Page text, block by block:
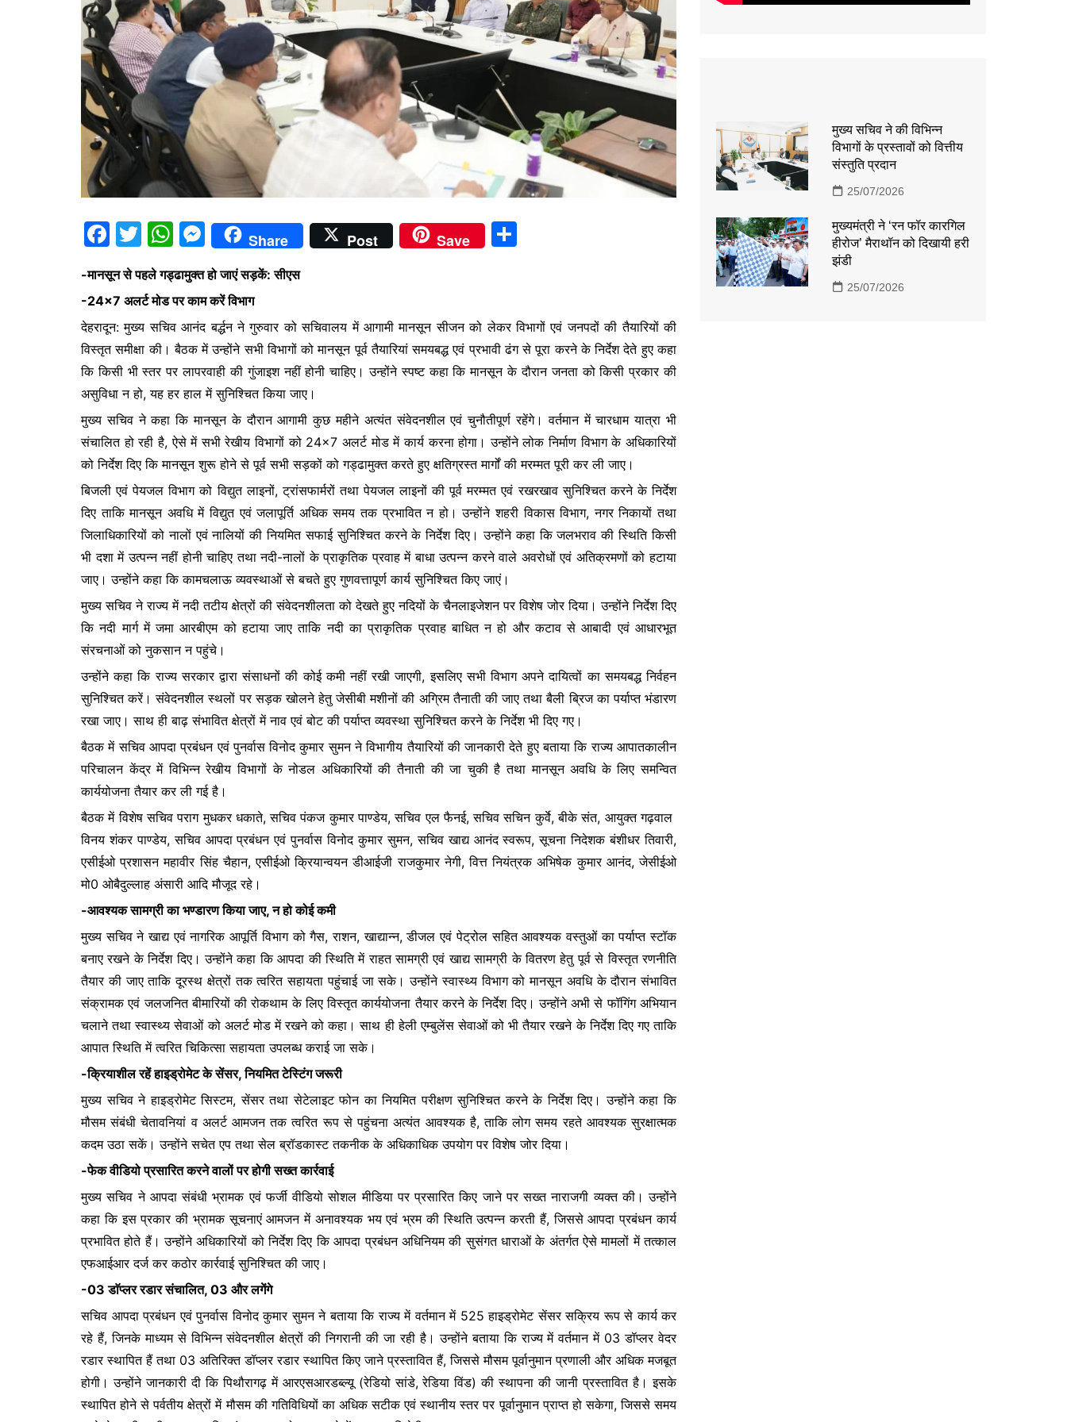
F
c
e
b
o
o
k
T
itt
er
W
at
s
A
p
p
M
e
s
s
e
n
g
er
Share Post Save
-मानसून से पहले गड्ढामुक्त हो जाएं सड़कें: सीएस
-24×7 अलर्ट मोड पर काम करें विभाग
देहरादून: मुख्य सचिव आनंद बर्द्धन ने गुरुवार को सचिवालय में आगामी मानसून सीजन को लेकर विभागों एवं जनपदों की तैयारियों की
विस्तृत समीक्षा की। बैठक में उन्होंने सभी विभागों को मानसून पूर्व तैयारियां समयबद्ध एवं प्रभावी ढंग से पूरा करने के निर्देश देते हुए कहा
कि किसी भी स्तर पर लापरवाही की गुंजाइश नहीं होनी चाहिए। उन्होंने स्पष्ट कहा कि मानसून के दौरान जनता को किसी प्रकार की
असुविधा न हो, यह हर हाल में सुनिश्चित किया जाए।
मुख्य सचिव ने कहा कि मानसून के दौरान आगामी कुछ महीने अत्यंत संवेदनशील एवं चुनौतीपूर्ण रहेंगे। वर्तमान में चारधाम यात्रा भी
संचालित हो रही है, ऐसे में सभी रेखीय विभागों को 24×7 अलर्ट मोड में कार्य करना होगा। उन्होंने लोक निर्माण विभाग के अधिकारियों
को निर्देश दिए कि मानसून शुरू होने से पूर्व सभी सड़कों को गड्ढामुक्त करते हुए क्षतिग्रस्त मार्गों की मरम्मत पूरी कर ली जाए।
बिजली एवं पेयजल विभाग को विद्युत लाइनों, ट्रांसफार्मरों तथा पेयजल लाइनों की पूर्व मरम्मत एवं रखरखाव सुनिश्चित करने के निर्देश
दिए ताकि मानसून अवधि में विद्युत एवं जलापूर्ति अधिक समय तक प्रभावित न हो। उन्होंने शहरी विकास विभाग, नगर निकायों तथा
जिलाधिकारियों को नालों एवं नालियों की नियमित सफाई सुनिश्चित करने के निर्देश दिए। उन्होंने कहा कि जलभराव की स्थिति किसी
भी दशा में उत्पन्न नहीं होनी चाहिए तथा नदी-नालों के प्राकृतिक प्रवाह में बाधा उत्पन्न करने वाले अवरोधों एवं अतिक्रमणों को हटाया
जाए। उन्होंने कहा कि कामचलाऊ व्यवस्थाओं से बचते हुए गुणवत्तापूर्ण कार्य सुनिश्चित किए जाएं।
मुख्य सचिव ने राज्य में नदी तटीय क्षेत्रों की संवेदनशीलता को देखते हुए नदियों के चैनलाइजेशन पर विशेष जोर दिया। उन्होंने निर्देश दिए
कि नदी मार्ग में जमा आरबीएम को हटाया जाए ताकि नदी का प्राकृतिक प्रवाह बाधित न हो और कटाव से आबादी एवं आधारभूत
संरचनाओं को नुकसान न पहुंचे।
उन्होंने कहा कि राज्य सरकार द्वारा संसाधनों की कोई कमी नहीं रखी जाएगी, इसलिए सभी विभाग अपने दायित्वों का समयबद्ध निर्वहन
सुनिश्चित करें। संवेदनशील स्थलों पर सड़क खोलने हेतु जेसीबी मशीनों की अग्रिम तैनाती की जाए तथा बैली ब्रिज का पर्याप्त भंडारण
रखा जाए। साथ ही बाढ़ संभावित क्षेत्रों में नाव एवं बोट की पर्याप्त व्यवस्था सुनिश्चित करने के निर्देश भी दिए गए।
बैठक में सचिव आपदा प्रबंधन एवं पुनर्वास विनोद कुमार सुमन ने विभागीय तैयारियों की जानकारी देते हुए बताया कि राज्य आपातकालीन
परिचालन केंद्र में विभिन्न रेखीय विभागों के नोडल अधिकारियों की तैनाती की जा चुकी है तथा मानसून अवधि के लिए समन्वित
कार्ययोजना तैयार कर ली गई है।
बैठक में विशेष सचिव पराग मुधकर धकाते, सचिव पंकज कुमार पाण्डेय, सचिव एल फैनई, सचिव सचिन कुर्वे, बीके संत, आयुक्त गढ़वाल
विनय शंकर पाण्डेय, सचिव आपदा प्रबंधन एवं पुनर्वास विनोद कुमार सुमन, सचिव खाद्य आनंद स्वरूप, सूचना निदेशक बंशीधर तिवारी,
एसीईओ प्रशासन महावीर सिंह चैहान, एसीईओ क्रियान्वयन डीआईजी राजकुमार नेगी, वित्त नियंत्रक अभिषेक कुमार आनंद, जेसीईओ
मो0 ओबैदुल्लाह अंसारी आदि मौजूद रहे।
-आवश्यक सामग्री का भण्डारण किया जाए, न हो कोई कमी
मुख्य सचिव ने खाद्य एवं नागरिक आपूर्ति विभाग को गैस, राशन, खाद्यान्न, डीजल एवं पेट्रोल सहित आवश्यक वस्तुओं का पर्याप्त स्टॉक
बनाए रखने के निर्देश दिए। उन्होंने कहा कि आपदा की स्थिति में राहत सामग्री एवं खाद्य सामग्री के वितरण हेतु पूर्व से विस्तृत रणनीति
तैयार की जाए ताकि दूरस्थ क्षेत्रों तक त्वरित सहायता पहुंचाई जा सके। उन्होंने स्वास्थ्य विभाग को मानसून अवधि के दौरान संभावित
संक्रामक एवं जलजनित बीमारियों की रोकथाम के लिए विस्तृत कार्ययोजना तैयार करने के निर्देश दिए। उन्होंने अभी से फॉगिंग अभियान
चलाने तथा स्वास्थ्य सेवाओं को अलर्ट मोड में रखने को कहा। साथ ही हेली एम्बुलेंस सेवाओं को भी तैयार रखने के निर्देश दिए गए ताकि
आपात स्थिति में त्वरित चिकित्सा सहायता उपलब्ध कराई जा सके।
-क्रियाशील रहें हाइड्रोमेट के सेंसर, नियमित टेस्टिंग जरूरी
मुख्य सचिव ने हाइड्रोमेट सिस्टम, सेंसर तथा सेटेलाइट फोन का नियमित परीक्षण सुनिश्चित करने के निर्देश दिए। उन्होंने कहा कि
मौसम संबंधी चेतावनियां व अलर्ट आमजन तक त्वरित रूप से पहुंचना अत्यंत आवश्यक है, ताकि लोग समय रहते आवश्यक सुरक्षात्मक
कदम उठा सकें। उन्होंने सचेत एप तथा सेल ब्रॉडकास्ट तकनीक के अधिकाधिक उपयोग पर विशेष जोर दिया।
-फेक वीडियो प्रसारित करने वालों पर होगी सख्त कार्रवाई
मुख्य सचिव ने आपदा संबंधी भ्रामक एवं फर्जी वीडियो सोशल मीडिया पर प्रसारित किए जाने पर सख्त नाराजगी व्यक्त की। उन्होंने
कहा कि इस प्रकार की भ्रामक सूचनाएं आमजन में अनावश्यक भय एवं भ्रम की स्थिति उत्पन्न करती हैं, जिससे आपदा प्रबंधन कार्य
प्रभावित होते हैं। उन्होंने अधिकारियों को निर्देश दिए कि आपदा प्रबंधन अधिनियम की सुसंगत धाराओं के अंतर्गत ऐसे मामलों में तत्काल
एफआईआर दर्ज कर कठोर कार्रवाई सुनिश्चित की जाए।
-03 डाॅप्लर रडार संचालित, 03 और लगेंगे
सचिव आपदा प्रबंधन एवं पुनर्वास विनोद कुमार सुमन ने बताया कि राज्य में वर्तमान में 525 हाइड्रोमेट सेंसर सक्रिय रूप से कार्य कर
रहे हैं, जिनके माध्यम से विभिन्न संवेदनशील क्षेत्रों की निगरानी की जा रही है। उन्होंने बताया कि राज्य में वर्तमान में 03 डॉप्लर वेदर
रडार स्थापित हैं तथा 03 अतिरिक्त डॉप्लर रडार स्थापित किए जाने प्रस्तावित हैं, जिससे मौसम पूर्वानुमान प्रणाली और अधिक मजबूत
होगी। उन्होंने जानकारी दी कि पिथौरागढ़ में आरएसआरडब्ल्यू (रेडियो सांडे, रेडिया विंड) की स्थापना की जानी प्रस्तावित है। इसके
स्थापित होने से पर्वतीय क्षेत्रों में मौसम की गतिविधियों का अधिक सटीक एवं स्थानीय स्तर पर पूर्वानुमान प्राप्त हो सकेगा, जिससे समय
मुख्य सचिव ने की विभिन्न
विभागों के प्रस्तावों को वित्तीय
संस्तुति प्रदान
25/07/2026
मुख्यमंत्री ने ‘रन फॉर कारगिल
हीरोज’ मैराथॉन को दिखायी हरी
झंडी
25/07/2026